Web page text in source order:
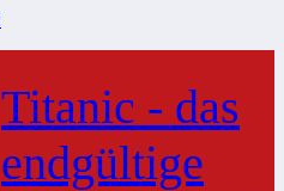
Titanic - das
endgültige